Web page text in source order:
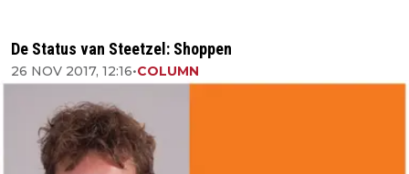
De Status van Steetzel: Shoppen
26 NOV 2017, 12:16•COLUMN